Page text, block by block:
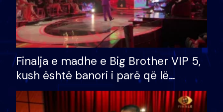
Finalja e madhe e Big Brother VIP 5,
kush është banori i parë që lë
shtëpinë dhe humb mundësinë për
të fituar çmimin e madh